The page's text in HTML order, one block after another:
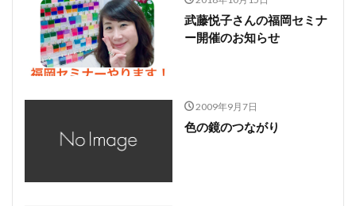
武藤悦子さんの福岡セミナ
ー開催のお知らせ
2009年9月7日
色の鏡のつながり